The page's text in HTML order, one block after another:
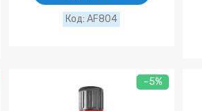
AF804
–5%